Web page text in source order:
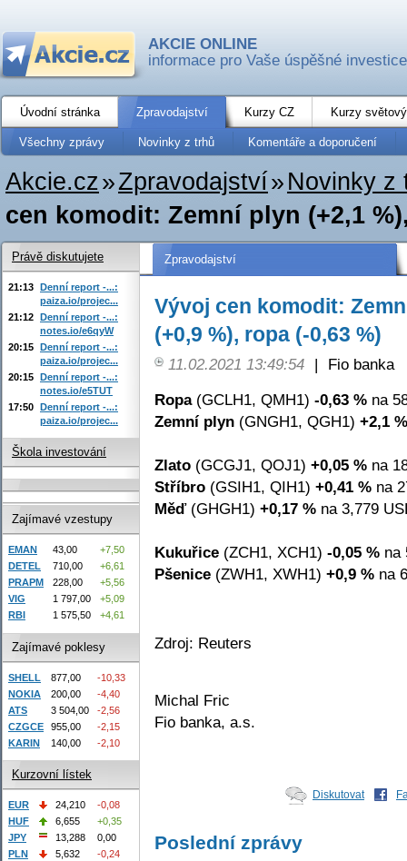
AKCIE ONLINE
informace pro Vaše úspěšné investice
Úvodní stránka Zpravodajství Kurzy CZ Kurzy
Všechny zprávy Novinky z trhů Komentáře a doporučení
Akcie.cz»Zpravodajství» Novinky z
cen komodit: Zemní plyn (+2,1
Zpravodajství
Vývoj cen komodit:
(+0,9 %), ropa (-0,63 %)
11.02.2021 13:49:54 |
Fio banka
Ropa(GCLH1, QMH1) -0,63 % na
Zemní plyn (GNGH1, QGH1) +2,1 %
Zlato (GCGJ1, QOJ1) +0,05 % na
Stříbro (GSIH1, QIH1) +0,41 % na
Měď(GHGH1) +0,17 % na 3,779
Kukuřice (ZCH1, XCH1) -0,05 % na
Pšenice (ZWH1, XWH1) +0,9 % na
Zdroj: Reuters
Michal Fric
Fio banka, a.s.
Diskutovat
Poslední zprávy
Právě diskutujete
21:13 Denní report -...:
paiza.io/projec...
21:12 Denní report -...:
notes.io/e6qyW
20:15 Denní report -...:
paiza.io/projec...
20:15 Denní report -...:
notes.io/e5TUT
17:50 Denní report -...:
paiza.io/projec...
Škola investování
Zajímavé vzestupy
EMAN 43,00
+7,50
DETEL
710,00
+6,61
PRAPM
228,00
+5,56
VIG
1 797,00
+5,09
RBI
1 575,50 +4,61
Zajímavé poklesy
SHELL 877,00
-10,33
NOKIA
200,00
-4,40
ATS
3 504,00
-2,56
CZGCE
955,00
-2,15
KARIN
140,00 -2,10
Kurzovní lístek
EUR 24,210
-0,08
HUF
6,655
+0,35
JPY
13,288
0,00
PLN
5,632
-0,24